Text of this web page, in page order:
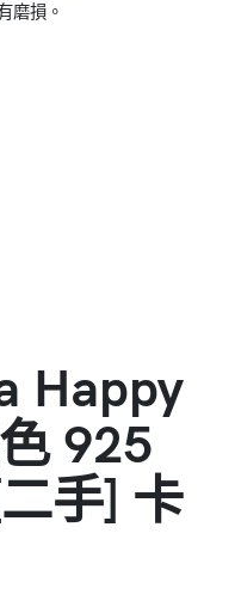
磨損。
Happy
925
手] 卡